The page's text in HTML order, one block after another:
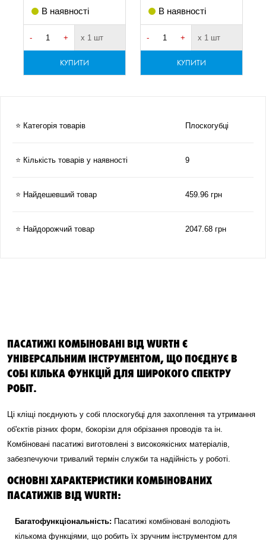
В наявності
- + х 1 шт
КУПИТИ
В наявності
- + х 1 шт
КУПИТИ
⭐ Категорія товарів Плоскогубці
⭐ Кількість товарів у наявності 9
⭐ Найдешевший товар 459.96 грн
⭐ Найдорожчий товар 2047.68 грн
ПАСАТИЖІ КОМБІНОВАНІ ВІД WURTH Є
УНІВЕРСАЛЬНИМ ІНСТРУМЕНТОМ, ЩО ПОЄДНУЄ В
СОБІ КІЛЬКА ФУНКЦІЙ ДЛЯ ШИРОКОГО СПЕКТРУ
РОБІТ.
Ці кліщі поєднують у собі плоскогубці для захоплення та утримання
об'єктів різних форм, бокорізи для обрізання проводів та ін.
Комбіновані пасатижі виготовлені з високоякісних матеріалів,
забезпечуючи тривалий термін служби та надійність у роботі.
ОСНОВНІ ХАРАКТЕРИСТИКИ КОМБІНОВАНИХ
ПАСАТИЖІВ ВІД WURTH:
Багатофункціональність: Пасатижі комбіновані володіють
кількома функціями, що робить їх зручним інструментом для